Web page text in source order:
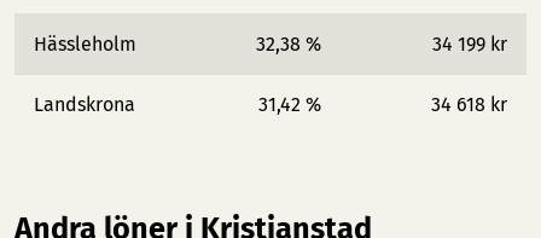
Hässleholm 32,38 % 34 199 kr
Landskrona 31,42 % 34 618 kr
Andra löner i Kristianstad